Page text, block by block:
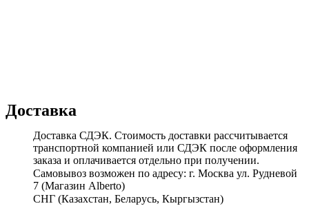
Доставка
Доставка СДЭК. Стоимость доставки рассчитывается
транспортной компанией или СДЭК после оформления
заказа и оплачивается отдельно при получении.
Самовывоз возможен по адресу: г. Москва ул. Рудневой
7 (Магазин Alberto)
СНГ (Казахстан, Беларусь, Кыргызстан)